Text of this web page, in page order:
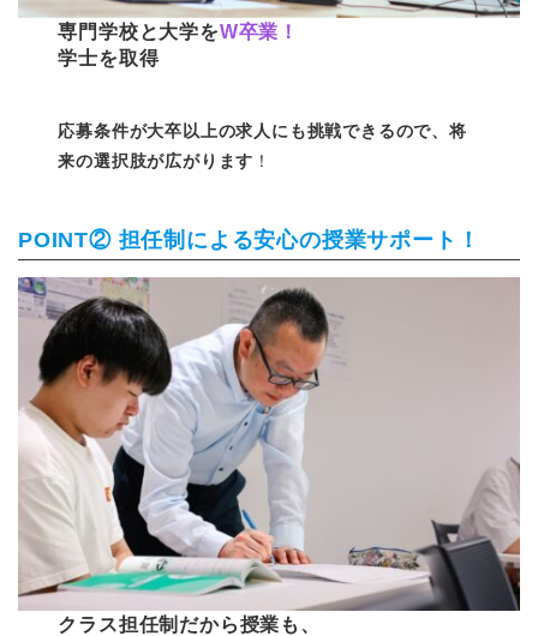
専門学校と大学をW卒業！
学士を取得
応募条件が大卒以上の求人にも挑戦できるので、将
来の選択肢が広がります ！
POINT② 担任制による安心の授業サポート！
クラス担任制だから授業も、